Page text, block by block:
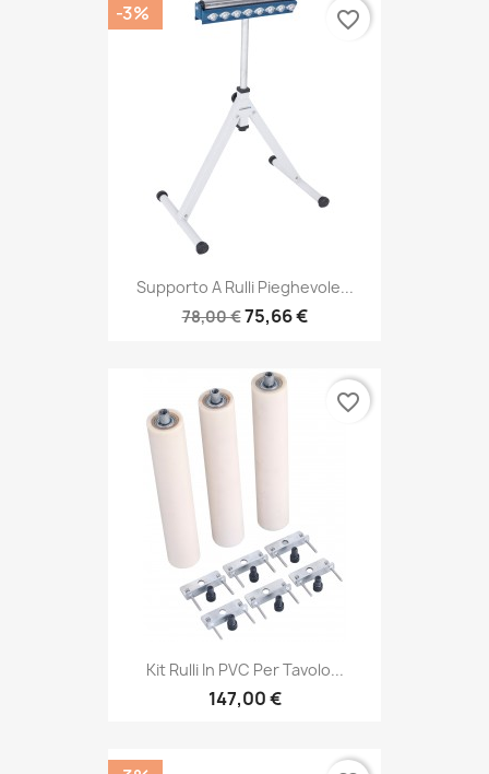
Supporto A Rulli Pieghevole...
78,00 €75,66 €
-3% favorite_border
Kit Rulli In PVC Per Tavolo...
147,00 €
favorite_border